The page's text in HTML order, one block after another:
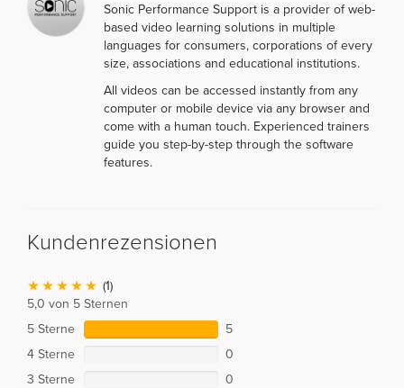
Sonic Performance Support is a provider of web-
based video learning solutions in multiple
languages for consumers, corporations of every
size, associations and educational institutions.
All videos can be accessed instantly from any
computer or mobile device via any browser and
come with a human touch. Experienced trainers
guide you step-by-step through the software
features.
Kundenrezensionen
(1)
5,0 von 5 Sternen
5 Sterne
5
4 Sterne
0
3 Sterne
0